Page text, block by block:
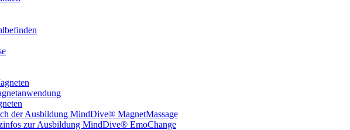
der Ausbildung MindDive® MagnetMassage
zur Ausbildung MindDive® EmoChange